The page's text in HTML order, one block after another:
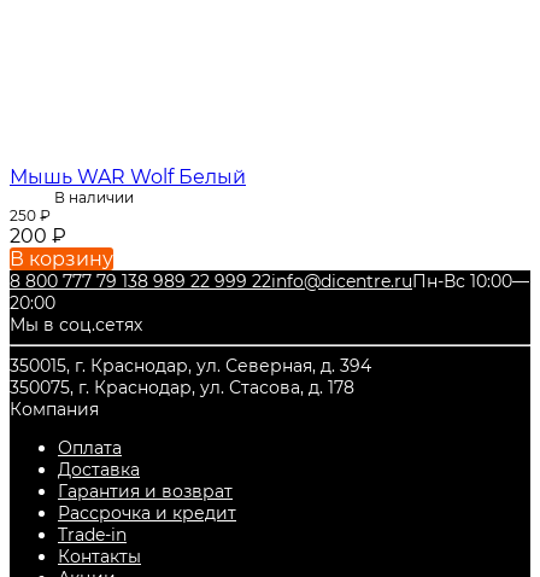
Мышь WAR Wolf Белый
В наличии
250 ₽
200 ₽
В корзину
8 800 777 79 138 989 22 999 22info@dicentre.ruПн-Вс 10:00—
20:00
Мы в соц.сетях
350015, г. Краснодар, ул. Северная, д. 394
350075, г. Краснодар, ул. Стасова, д. 178
Компания
Оплата
Доставка
Гарантия и возврат
Рассрочка и кредит
Trade-in
Контакты